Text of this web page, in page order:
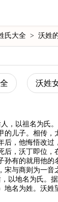
氏大全 > 沃姓
沃姓
，以祖名为氏
的儿子。相传，
后，他悔悟改过
后，沃丁即位，
孙有的就用他的
宋与商则为一音
以地名为氏。
地名为姓。沃姓